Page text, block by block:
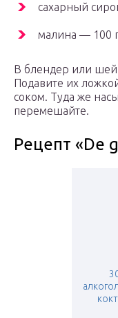
сахарный
малина — 100
В блендер или
Подавите их
соком. Туда же
перемешайте.
Рецепт «De